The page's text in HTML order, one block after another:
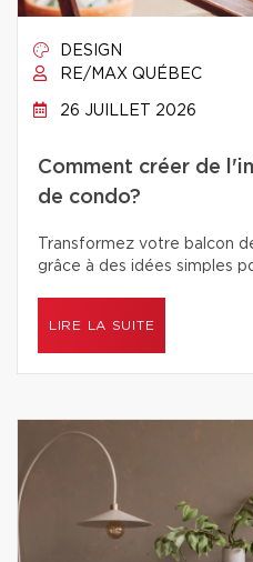
DESIGN
RE/MAX QUÉBEC
26 JUILLET 2026
Comment créer de
de condo?
Transformez votre balcon
grâce à des idées simples
LIRE LA SUITE